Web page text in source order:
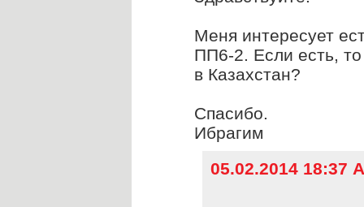
Меня интересует
ПП6-2. Если есть,
в Казахстан?
Спасибо.
Ибрагим
05.02.2014 18:37